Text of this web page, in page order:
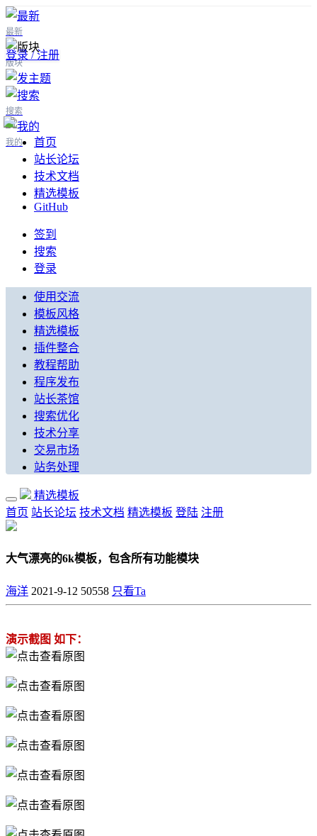
最新
版块
搜索
我的
登录 / 注册
首页
站长论坛
技术文档
精选模板
GitHub
签到
搜索
登录
使用交流
模板风格
精选模板
插件整合
教程帮助
程序发布
站长茶馆
搜索优化
技术分享
交易市场
站务处理
精选模板
首页 站长论坛 技术文档 精选模板 登陆 注册
大气漂亮的6k模板，包含所有功能模块
海洋 2021-9-12 50558 只看Ta
演示截图 如下：